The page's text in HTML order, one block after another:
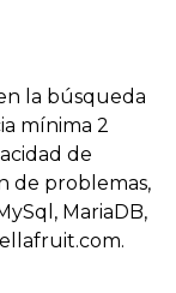
la búsqueda
mínima 2
de
de problemas,
MariaDB,